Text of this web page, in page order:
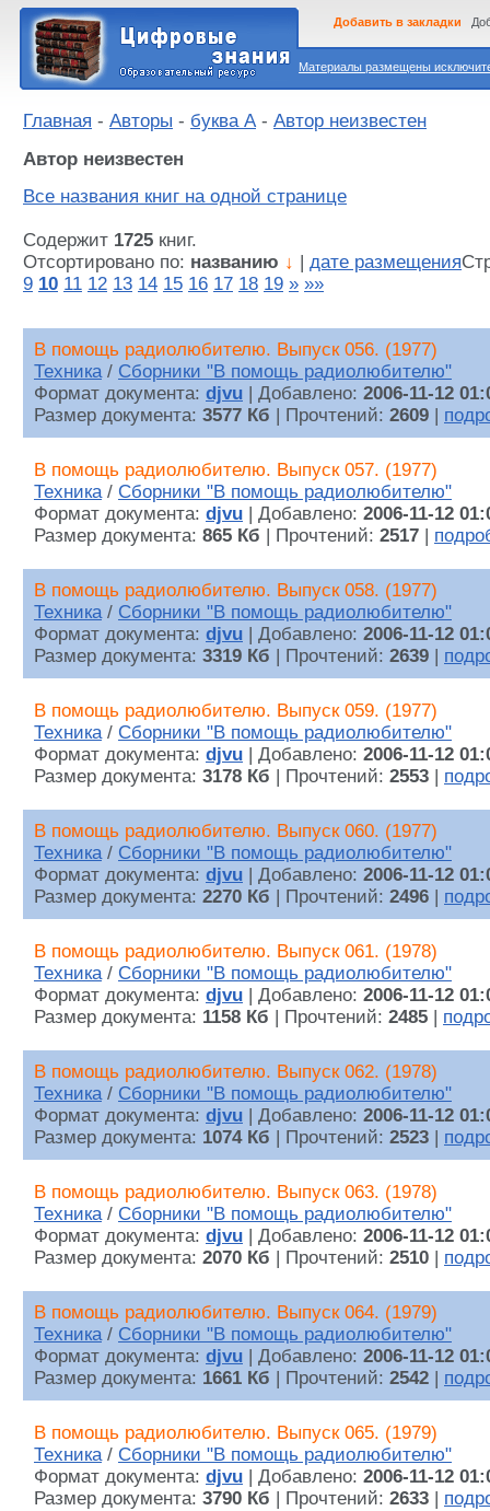
Материалы размещены
Добавить в закладки
Главная - Авторы - буква А- Автор неизвестен
Автор неизвестен
Все названия книг на одной странице
Содержит 1725 книг.
Отсортировано по: названию ↓ дате размещения
9 10 11 12 13 14 15 16 17 18 19 » »»
В помощь радиолюбителю. Выпуск 056. (1977)
Техника/ Сборники "В помощь радиолюбителю"
Формат документа: djvu | Добавлено: 2006-11-12
Размер документа: 3577 Кб | Прочтений: 2609
В помощь радиолюбителю. Выпуск 057. (1977)
Техника/ Сборники "В помощь радиолюбителю"
Формат документа: djvu | Добавлено: 2006-11-12
Размер документа: 865 Кб | Прочтений: 2517
В помощь радиолюбителю. Выпуск 058. (1977)
Техника/ Сборники "В помощь радиолюбителю"
Формат документа: djvu | Добавлено: 2006-11-12
Размер документа: 3319 Кб | Прочтений: 2639
В помощь радиолюбителю. Выпуск 059. (1977)
Техника/ Сборники "В помощь радиолюбителю"
Формат документа: djvu | Добавлено: 2006-11-12
Размер документа: 3178 Кб | Прочтений: 2553
В помощь радиолюбителю. Выпуск 060. (1977)
Техника/ Сборники "В помощь радиолюбителю"
Формат документа: djvu | Добавлено: 2006-11-12
Размер документа: 2270 Кб | Прочтений: 2496
В помощь радиолюбителю. Выпуск 061. (1978)
Техника/ Сборники "В помощь радиолюбителю"
Формат документа: djvu | Добавлено: 2006-11-12
Размер документа: 1158 Кб | Прочтений: 2485
В помощь радиолюбителю. Выпуск 062. (1978)
Техника/ Сборники "В помощь радиолюбителю"
Формат документа: djvu | Добавлено: 2006-11-12
Размер документа: 1074 Кб | Прочтений: 2523
В помощь радиолюбителю. Выпуск 063. (1978)
Техника/ Сборники "В помощь радиолюбителю"
Формат документа: djvu | Добавлено: 2006-11-12
Размер документа: 2070 Кб | Прочтений: 2510
В помощь радиолюбителю. Выпуск 064. (1979)
Техника/ Сборники "В помощь радиолюбителю"
Формат документа: djvu | Добавлено: 2006-11-12
Размер документа: 1661 Кб | Прочтений: 2542
В помощь радиолюбителю. Выпуск 065. (1979)
Техника/ Сборники "В помощь радиолюбителю"
Формат документа: djvu | Добавлено: 2006-11-12
Размер документа: 3790 Кб | Прочтений: 2633